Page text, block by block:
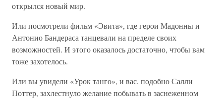
открылся новый мир.
Или посмотрели фильм «Эвита», где герои Мадонны и
Антонио Бандераса танцевали на пределе своих
возможностей. И этого оказалось достаточно, чтобы вам
тоже захотелось.
Или вы увидели «Урок танго», и вас, подобно Салли
Поттер, захлестнуло желание побывать в заснеженном